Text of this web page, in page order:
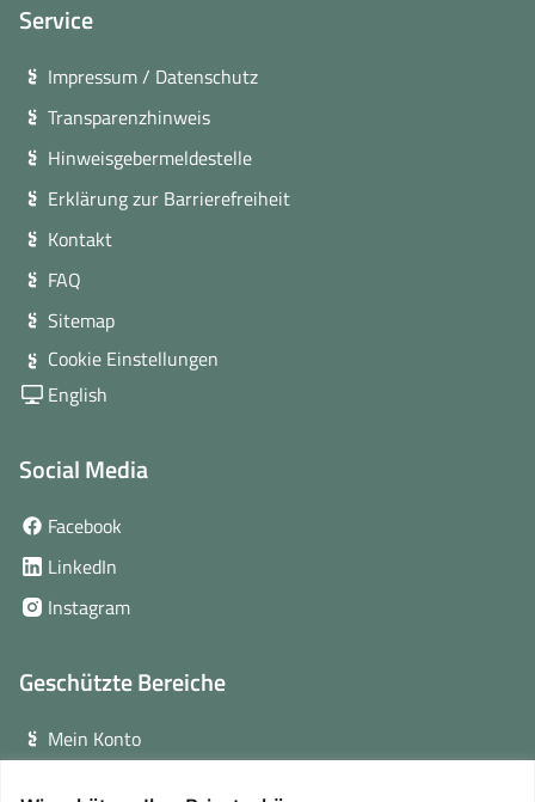
Service
Impressum / Datenschutz
Transparenzhinweis
Hinweisgebermeldestelle
Erklärung zur Barrierefreiheit
Kontakt
FAQ
Sitemap
Cookie Einstellungen
English
Social Media
Facebook
Fenster)
LinkedIn
neuem
Instagram(öffnet
Fenster)
Geschützte Bereiche
Mein Konto